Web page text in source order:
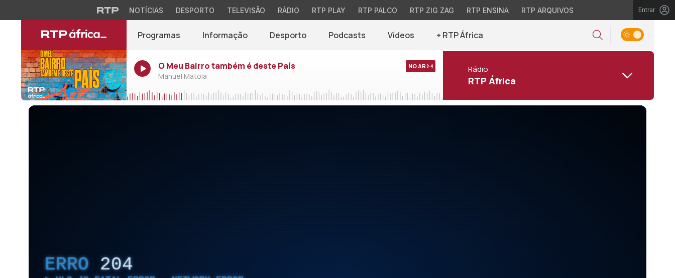
NOTÍCIAS DESPORTO TELEVISÃO RÁDIO RTP PLAY RTP PALCO RTP ZIG ZAG RTP ENSINA RTP ARQUIVOS Entrar
Programas Informação Desporto Podcasts Vídeos + RTP África
O Meu Bairro também é deste País
Manuel Matola
NO AR Rádio
RTP África
ERRO 204